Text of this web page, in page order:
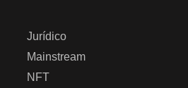
Jurídico
Mainstream
NFT